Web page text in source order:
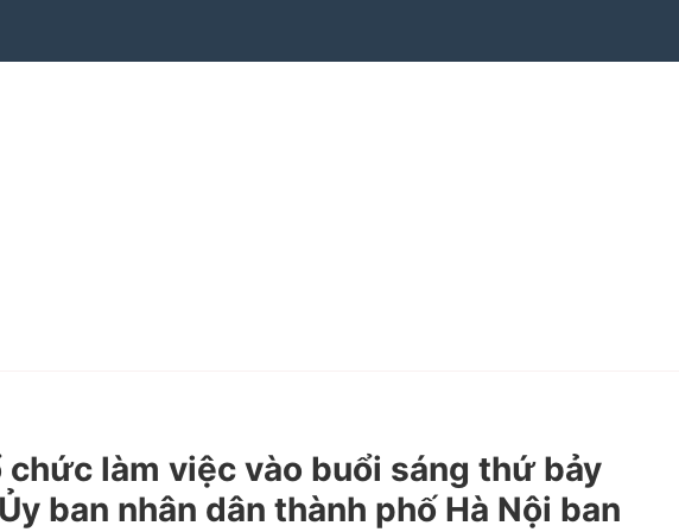
làm việc vào buổi sáng thứ bảy
ban nhân dân thành phố Hà Nội ban